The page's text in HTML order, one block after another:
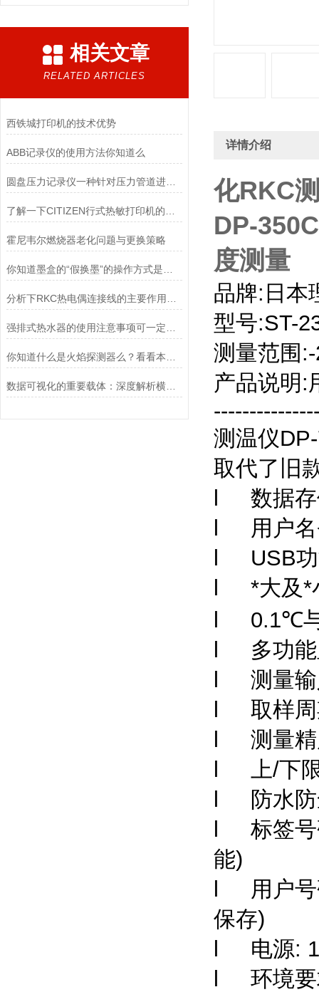
相关文章
RELATED ARTICLES
西铁城打印机的技术优势
ABB记录仪的使用方法你知道么
圆盘压力记录仪一种针对压力管道进行测量的记录仪
霍尼韦尔燃烧器老化问题与更换策略
数据可视化的重要载体：深度解析横河记录纸的运行机制与卡纸故障处理操作
详情介绍
化RKC
DP-
度测量
品牌: 日本
型号:ST-
测量范围
产品说明 :
测温仪
取代了旧
数据
用户
l USB
*大及*
l 0.1℃
多功
测量
取样
测量
上/下
防水
标签
能)
用户
保存)
电源: 1
环境